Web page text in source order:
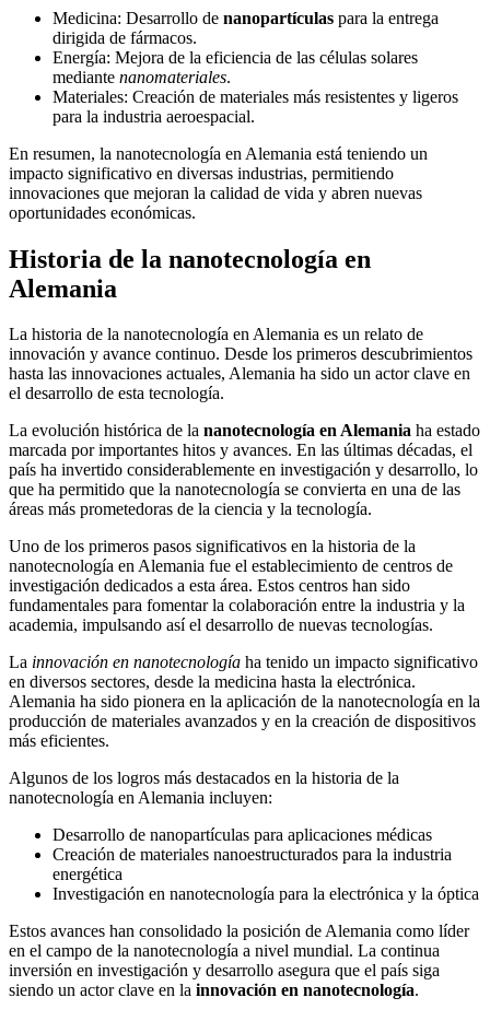
Medicina: Desarrollo de nanopartículas para la entrega
dirigida de fármacos.
Energía: Mejora de la eficiencia de las células solares
mediante nanomateriales.
Materiales: Creación de materiales más resistentes y ligeros
para la industria aeroespacial.
En resumen, la nanotecnología en Alemania está teniendo un
impacto significativo en diversas industrias, permitiendo
innovaciones que mejoran la calidad de vida y abren nuevas
oportunidades económicas.
Historia de la nanotecnología en
Alemania
La historia de la nanotecnología en Alemania es un relato de
innovación y avance continuo. Desde los primeros descubrimientos
hasta las innovaciones actuales, Alemania ha sido un actor clave en
el desarrollo de esta tecnología.
La evolución histórica de la nanotecnología en Alemania ha estado
marcada por importantes hitos y avances. En las últimas décadas, el
país ha invertido considerablemente en investigación y desarrollo, lo
que ha permitido que la nanotecnología se convierta en una de las
áreas más prometedoras de la ciencia y la tecnología.
Uno de los primeros pasos significativos en la historia de la
nanotecnología en Alemania fue el establecimiento de centros de
investigación dedicados a esta área. Estos centros han sido
fundamentales para fomentar la colaboración entre la industria y la
academia, impulsando así el desarrollo de nuevas tecnologías.
La innovación en nanotecnología ha tenido un impacto significativo
en diversos sectores, desde la medicina hasta la electrónica.
Alemania ha sido pionera en la aplicación de la nanotecnología en la
producción de materiales avanzados y en la creación de dispositivos
más eficientes.
Algunos de los logros más destacados en la historia de la
nanotecnología en Alemania incluyen:
Desarrollo de nanopartículas para aplicaciones médicas
Creación de materiales nanoestructurados para la industria
energética
Investigación en nanotecnología para la electrónica y la óptica
Estos avances han consolidado la posición de Alemania como líder
en el campo de la nanotecnología a nivel mundial. La continua
inversión en investigación y desarrollo asegura que el país siga
siendo un actor clave en la innovación en nanotecnología.